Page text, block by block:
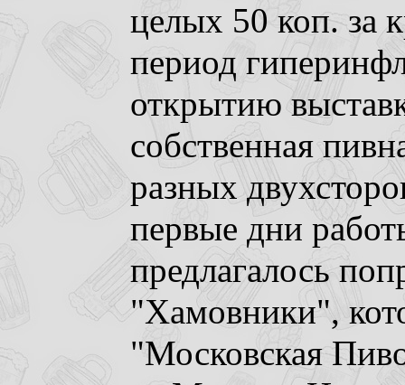
целых 50 коп. за
период
открытию
собственная
разных
первые дни
предлагалось
"Хамовники",
"Московская